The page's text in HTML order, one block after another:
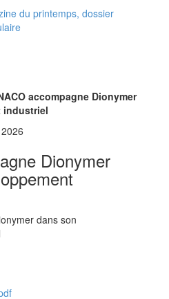
accompagne Dionymer
industriel
Dionymer